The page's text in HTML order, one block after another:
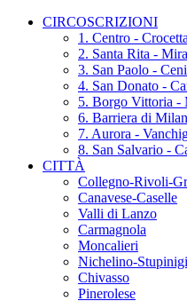
CIRCOSCRIZIONI
1. Centro - Crocetta
2. Santa Rita -
3. San Paolo -
4. San Donato -
5. Borgo Vittoria -
6. Barriera di
7. Aurora -
8. San Salvario -
CITTÀ
Collegno-Rivoli-
Canavese-Caselle
Valli di Lanzo
Carmagnola
Moncalieri
Nichelino-
Chivasso
Pinerolese